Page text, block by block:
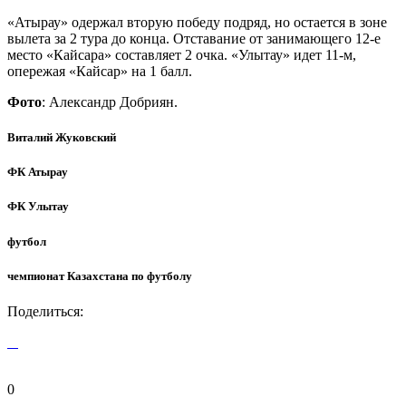
«Атырау» одержал вторую победу подряд, но остается в зоне
вылета за 2 тура до конца. Отставание от занимающего 12-е
место «Кайсара» составляет 2 очка. «Улытау» идет 11-м,
опережая «Кайсар» на 1 балл.
Фото: Александр Добриян.
Виталий Жуковский
ФК Атырау
ФК Улытау
футбол
чемпионат Казахстана по футболу
Поделиться:
0